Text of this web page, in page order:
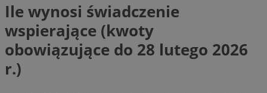
Ile wynosi świadczenie
wspierające (kwoty
obowiązujące do 28 lutego 2026
r.)